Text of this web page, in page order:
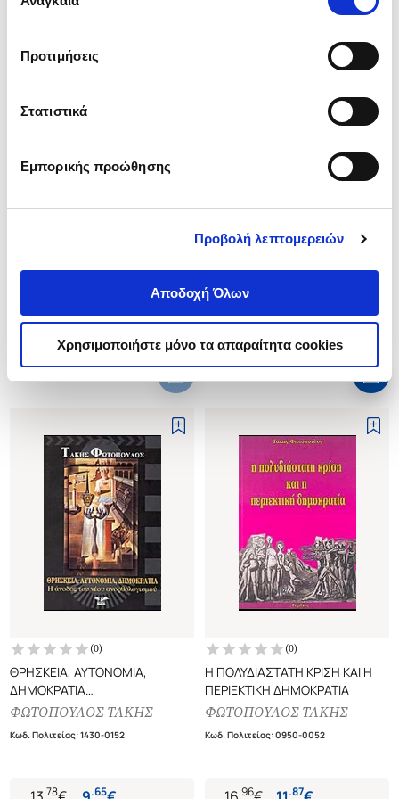
΄΄και να ενημερωθείτε σχετικά με
συγκατάθεσης
Προτιμήσεις
Στατιστικά
Εμπορικής προώθησης
Προβολή λεπτομερειών
Αποδοχή Όλων
Χρησιμοποιήστε μόνο τα απαραίτητα cookies
ΠΕΡΙΕΚΤΙΚΗ ΔΗΜΟΚΡΑΤΙΑ -
Κωδ. Πολιτείας:1430-0214
.74
Τιμή ΈκδοσηςΤιμή Πολιτείας
(0)
ΘΡΗΣΚΕΙΑ, ΑΥΤΟΝΟΜΙΑ,
ΔΗΜΟΚΡΑΤΙΑ
Η ΑΝΟΔΟΣ ΤΟΥ ΝΕΟΥ
ΦΩΤΟΠΟΥΛΟΣ ΤΑΚΗΣ
Κωδ. Πολιτείας:1430-0152
.78 .65
(0)
Η ΠΟΛΥΔΙΑΣΤΑΤΗ ΚΡΙΣΗ ΚΑΙ Η
ΠΕΡΙΕΚΤΙΚΗ ΔΗΜΟΚΡΑΤΙΑ
ΦΩΤΟΠΟΥΛΟΣ ΤΑΚΗΣ
Κωδ. Πολιτείας:0950-0052
.96 .87